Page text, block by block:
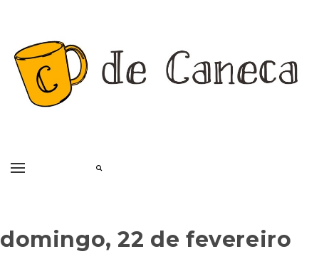
domingo, 22 de fevereiro